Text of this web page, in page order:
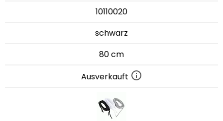
10110020
schwarz
80 cm
Ausverkauft